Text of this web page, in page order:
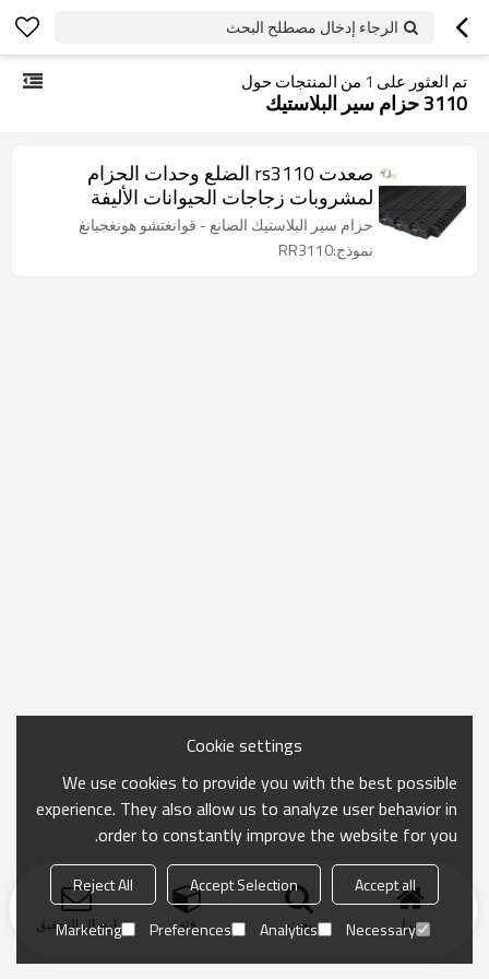
الرجاء إدخال مصطلح البحث
تم العثور على 1 من المنتجات حول
3110 حزام سير البلاستيك
صعدت rs3110 الضلع وحدات الحزام
لمشروبات زجاجات الحيوانات الأليفة
حزام سير البلاستيك الصانع - قوانغتشو هونغجيانغ
نموذج:RR3110
منزل بحث فئة ارسال التحقيق
Cookie settings
We use cookies to provide you with the best possible
experience. They also allow us to analyze user behavior in
order to constantly improve the website for you.
Accept all
Accept Selection
Reject All
Necessary
Analytics
Preferences
Marketing